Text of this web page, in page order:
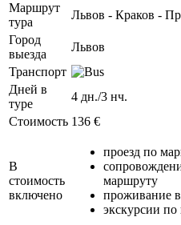
Маршрут
тура
Львов - Краков -
Город
выезда
Львов
Транспорт
Дней в
туре
4 дн./3 нч.
Стоимость 136 €
В
стоимость
включено
проезд по
маршруту
проживание в
экскурсии